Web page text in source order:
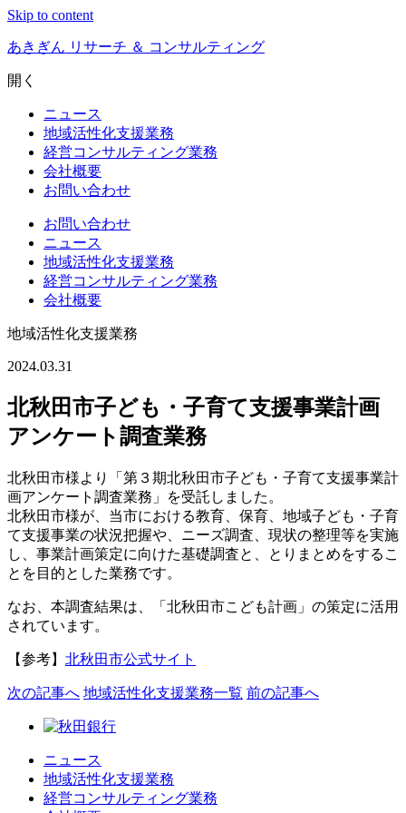
Skip to content
あきぎん リサーチ ＆ コンサルティング
開く
ニュース
地域活性化支援業務
経営コンサルティング業務
会社概要
お問い合わせ
お問い合わせ
ニュース
地域活性化支援業務
経営コンサルティング業務
会社概要
地域活性化支援業務
2024.03.31
北秋田市子ども・子育て支援事業計画
アンケート調査業務
北秋田市様より「第３期北秋田市子ども・子育て支援事業計
画アンケート調査業務」を受託しました。
北秋田市様が、当市における教育、保育、地域子ども・子育
て支援事業の状況把握や、ニーズ調査、現状の整理等を実施
し、事業計画策定に向けた基礎調査と、とりまとめをするこ
とを目的とした業務です。
なお、本調査結果は、「北秋田市こども計画」の策定に活用
されています。
【参考】 北秋田市公式サイト
次の記事へ 地域活性化支援業務一覧 前の記事へ
ニュース
地域活性化支援業務
経営コンサルティング業務